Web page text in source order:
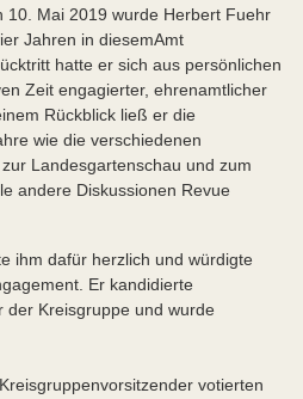
10. Mai 2019 wurde Herbert Fuehr
Jahren in diesemAmt
hatte er sich aus persönlichen
Zeit engagierter, ehrenamtlicher
Rückblick ließ er die
wie die verschiedenen
Landesgartenschau und zum
andere Diskussionen Revue
ihm dafür herzlich und würdigte
Er kandidierte
der Kreisgruppe und wurde
votierten